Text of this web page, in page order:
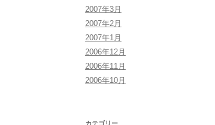
2007年3月
2007年2月
2007年1月
2006年12月
2006年11月
2006年10月
カテゴリー